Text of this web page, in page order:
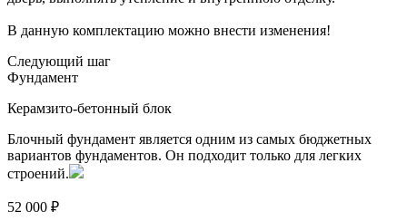
В данную комплектацию можно внести изменения!
Следующий шаг
Фундамент
Керамзито-бетонный блок
Блочный фундамент является одним из самых бюджетных
вариантов фундаментов. Он подходит только для легких
строений.
52 000 ₽